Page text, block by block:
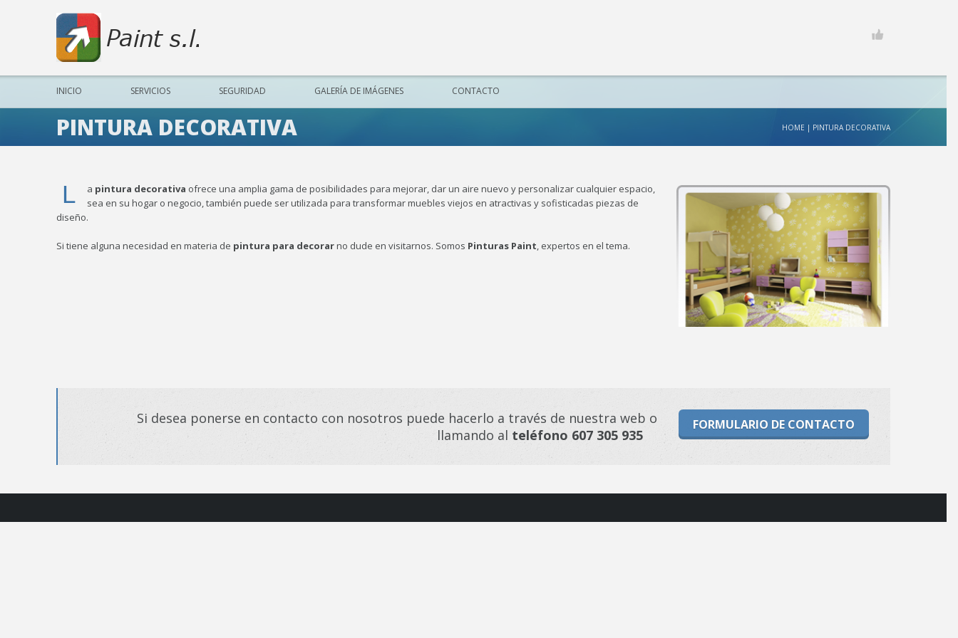
INICIO SERVICIOS SEGURIDAD GALERÍA DE IMÁGENES CONTACTO
PINTURA DECORATIVA HOME | PINTURA DECORATIVA
L a pintura decorativa ofrece una amplia gama de posibilidades para mejorar, dar un aire nuevo y personalizar cualquier espacio,
sea en su hogar o negocio, también puede ser utilizada para transformar muebles viejos en atractivas y sofisticadas piezas de
diseño.
Si tiene alguna necesidad en materia de pintura para decorarno dude en visitarnos. Somos Pinturas Paint , expertos en el tema.
FORMULARIO DE CONTACTO
Si desea ponerse en contacto con nosotros puede hacerlo a través de nuestra web o
llamando al teléfono 607 305 935